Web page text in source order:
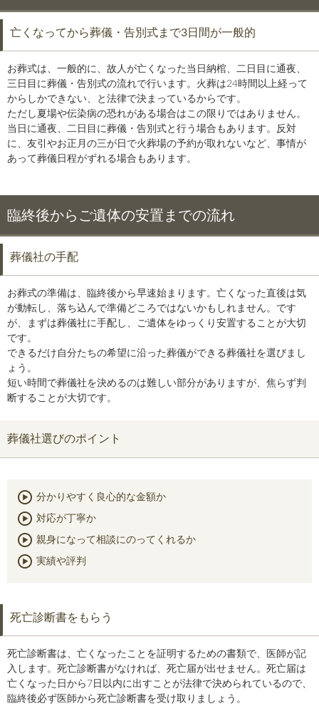
亡くなってから葬儀・告別式まで3日間が一般的
お葬式は、一般的に、故人が亡くなった当日納棺、二日目に通夜、
三日目に葬儀・告別式の流れで行います。火葬は24時間以上経って
からしかできない、と法律で決まっているからです。
ただし夏場や伝染病の恐れがある場合はこの限りではありません。
当日に通夜、二日目に葬儀・告別式と行う場合もあります。反対
に、友引やお正月の三が日で火葬場の予約が取れないなど、事情が
あって葬儀日程がずれる場合もあります。
臨終後からご遺体の安置までの流れ
葬儀社の手配
お葬式の準備は、臨終後から早速始まります。亡くなった直後は気
が動転し、落ち込んで準備どころではないかもしれません。です
が、まずは葬儀社に手配し、ご遺体をゆっくり安置することが大切
です。
できるだけ自分たちの希望に沿った葬儀ができる葬儀社を選びまし
ょう。
短い時間で葬儀社を決めるのは難しい部分がありますが、焦らず判
断することが大切です。
葬儀社選びのポイント
分かりやすく良心的な金額か
対応が丁寧か
親身になって相談にのってくれるか
実績や評判
死亡診断書をもらう
死亡診断書は、亡くなったことを証明するための書類で、医師が記
入します。死亡診断書がなければ、死亡届が出せません。死亡届は
亡くなった日から7日以内に出すことが法律で決められているので、
臨終後必ず医師から死亡診断書を受け取りましょう。